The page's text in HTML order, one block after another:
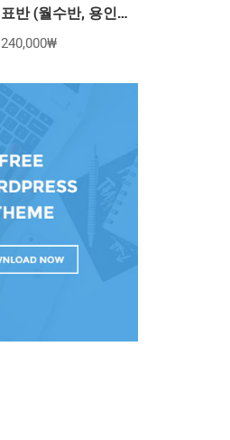
표반 (월수반, 용인죽
전 8월 수강권)
240,000₩